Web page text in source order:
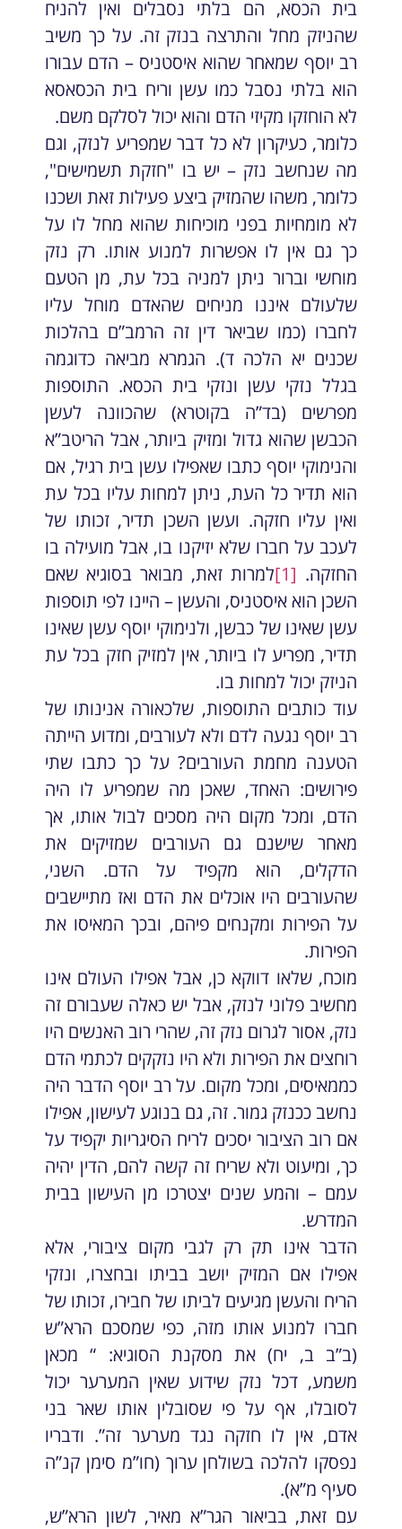
בית הכסא, הם בלתי נסבלים ואין להניח
שהניזק מחל והתרצה בנזק זה. על כך משיב
רב יוסף שמאחר שהוא איסטניס – הדם עבורו
הוא בלתי נסבל כמו עשן וריח בית הכסאסא
לא הוחזקו מקיזי הדם והוא יכול לסלקם משם.
כלומר, כעיקרון לא כל דבר שמפריע לנזק, וגם
מה שנחשב נזק – יש בו "חזקת תשמישים",
כלומר, משהו שהמזיק ביצע פעילות זאת ושכנו
לא מומחיות בפני מוכיחות שהוא מחל לו על
כך גם אין לו אפשרות למנוע אותו. רק נזק
מוחשי וברור ניתן למניה בכל עת, מן הטעם
שלעולם איננו מניחים שהאדם מוחל עליו
לחברו (כמו שביאר דין זה הרמב”ם בהלכות
שכנים יא הלכה ד). הגמרא מביאה כדוגמה
בגלל נזקי עשן ונזקי בית הכסא. התוספות
מפרשים (בד”ה בקוטרא) שהכוונה לעשן
הכבשן שהוא גדול ומזיק ביותר, אבל הריטב”א
והנימוקי יוסף כתבו שאפילו עשן בית רגיל, אם
הוא תדיר כל העת, ניתן למחות עליו בכל עת
ואין עליו חזקה. ועשן השכן תדיר, זכותו של
לעכב על חברו שלא יזיקנו בו, אבל מועילה בו
החזקה. [1]
למרות זאת, מבואר בסוגיא שאם
השכן הוא איסטניס, והעשן – היינו לפי תוספות
עשן שאינו של כבשן, ולנימוקי יוסף עשן שאינו
תדיר, מפריע לו ביותר, אין למזיק חזק בכל עת
הניזק יכול למחות בו.
עוד כותבים התוספות, שלכאורה אנינותו של
רב יוסף נגעה לדם ולא לעורבים, ומדוע הייתה
הטענה מחמת העורבים? על כך כתבו שתי
פירושים: האחד, שאכן מה שמפריע לו היה
הדם, ומכל מקום היה מסכים לבול אותו, אך
מאחר שישנם גם העורבים שמזיקים את
הדקלים, הוא מקפיד על הדם. השני,
שהעורבים היו אוכלים את הדם ואז מתיישבים
על הפירות ומקנחים פיהם, ובכך המאיסו את
הפירות.
מוכח, שלאו דווקא כן, אבל אפילו העולם אינו
מחשיב פלוני לנזק, אבל יש כאלה שעבורם זה
נזק, אסור לגרום נזק זה, שהרי רוב האנשים היו
רוחצים את הפירות ולא היו נזקקים לכתמי הדם
כממאיסים, ומכל מקום. על רב יוסף הדבר היה
נחשב ככנזק גמור. זה, גם בנוגע לעישון, אפילו
אם רוב הציבור יסכים לריח הסיגריות יקפיד על
כך, ומיעוט ולא שריח זה קשה להם, הדין יהיה
עמם – והמע שנים יצטרכו מן העישון בבית
המדרש.
הדבר אינו תק רק לגבי מקום ציבורי, אלא
אפילו אם המזיק יושב בביתו ובחצרו, ונזקי
הריח והעשן מגיעים לביתו של חבירו, זכותו של
חברו למנוע אותו מזה, כפי שמסכם הרא”ש
(ב”ב ב, יח) את מסקנת הסוגיא: “ מכאן
משמע, דכל נזק שידוע שאין המערער יכול
לסובלו, אף על פי שסובלין אותו שאר בני
אדם, אין לו חזקה נגד מערער זה”. ודבריו
נפסקו להלכה בשולחן ערוך (חו”מ סימן קנ”ה
סעיף מ”א).
עם זאת, בביאור הגר”א מאיר, לשון הרא”ש,